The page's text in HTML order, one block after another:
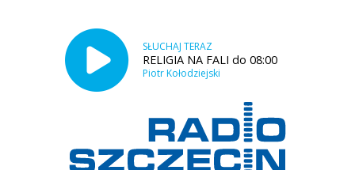
SŁUCHAJ TERAZ
RELIGIA NA FALI do 08:00
Piotr Kołodziejski